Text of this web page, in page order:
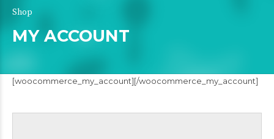
Shop
MY ACCOUNT
[woocommerce_my_account][/woocommerce_my_account]